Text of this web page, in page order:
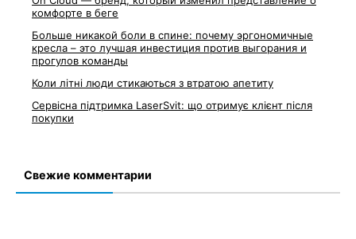
комфорте в беге
Больше никакой боли в спине: почему эргономичные
кресла – это лучшая инвестиция против выгорания и
прогулов команды
Коли літні люди стикаються з втратою апетиту
Сервісна підтримка LaserSvit: що отримує клієнт після
покупки
Свежие комментарии